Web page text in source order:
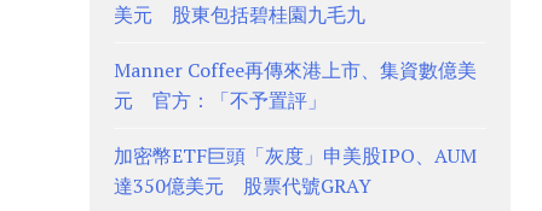
美元 股東包括碧桂園九毛九
Manner Coffee再傳來港上市、集資數億美
元 官方：「不予置評」
加密幣ETF巨頭「灰度」申美股IPO、AUM
達350億美元 股票代號GRAY